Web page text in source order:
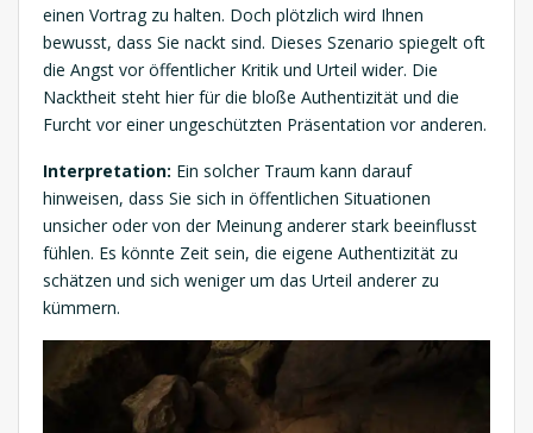
einen Vortrag zu halten. Doch plötzlich wird Ihnen
bewusst, dass Sie nackt sind. Dieses Szenario spiegelt oft
die Angst vor öffentlicher Kritik und Urteil wider. Die
Nacktheit steht hier für die bloße Authentizität und die
Furcht vor einer ungeschützten Präsentation vor anderen.
Interpretation: Ein solcher Traum kann darauf
hinweisen, dass Sie sich in öffentlichen Situationen
unsicher oder von der Meinung anderer stark beeinflusst
fühlen. Es könnte Zeit sein, die eigene Authentizität zu
schätzen und sich weniger um das Urteil anderer zu
kümmern.